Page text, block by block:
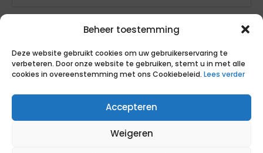
Beheer toestemming
Deze website gebruikt cookies om uw gebruikerservaring te
verbeteren. Door onze website te gebruiken, stemt u in met alle
cookies in overeenstemming met ons Cookiebeleid. Lees verder
Accepteren
Weigeren
Beleidsjurist omgevingsplan
Gemeente Oldenzaal